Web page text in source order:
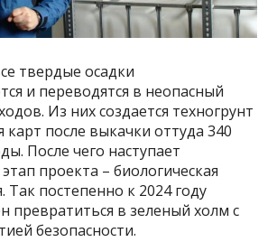
твердые осадки
и переводятся в неопасный
Из них создается техногрунт
карт после выкачки оттуда 340
После чего наступает
проекта – биологическая
Так постепенно к 2024 году
превратиться в зеленый холм с
безопасности.